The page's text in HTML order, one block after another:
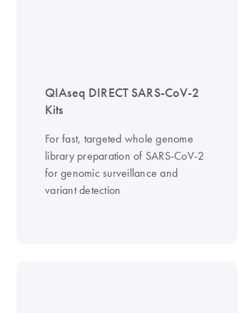
QIAseq DIRECT SARS-CoV-2
Kits
For fast, targeted whole genome
library preparation of SARS-CoV-2
for genomic surveillance and
variant detection